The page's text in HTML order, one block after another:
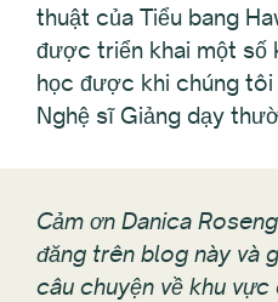
thuật của Tiểu bang
được triển khai một số
học được khi chúng
Nghệ sĩ Giảng dạy
Cảm ơn Danica
đăng trên blog này và
câu chuyện về khu